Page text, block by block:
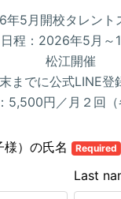
年5月開校タレント
日程：2026年5月～
松江開催
までに公式LINE登
5,500円／月２回（
）の氏名 Required
Last